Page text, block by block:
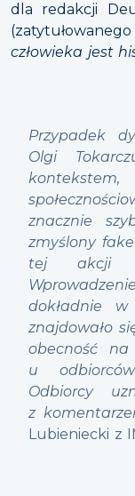
dla redakcji
człowieka jest
Przypadek
Olgi
znacznie
zmyślony
tej akcji
dokładnie
znajdowało
obecność na
u
Odbiorcy
z
Lubieniecki z